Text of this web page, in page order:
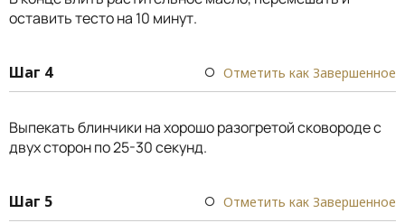
оставить тесто на 10 минут.
Шаг 4 Отметить как Завершенное
Выпекать блинчики на хорошо разогретой сковороде с
двух сторон по 25-30 секунд.
Шаг 5 Отметить как Завершенное